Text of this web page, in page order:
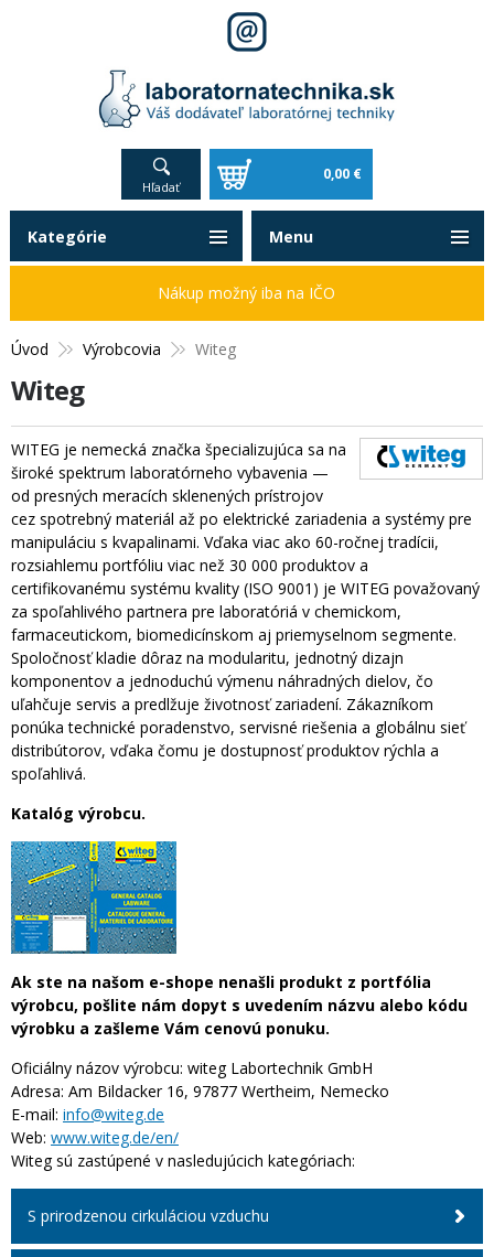
Hľadať
0,00 €
Úvod Výrobcovia Witeg
Witeg
WITEG je nemecká značka špecializujúca sa na
široké spektrum laboratórneho vybavenia —
od presných meracích sklenených prístrojov
cez spotrebný materiál až po elektrické zariadenia a systémy pre
manipuláciu s kvapalinami. Vďaka viac ako 60-ročnej tradícii,
rozsiahlemu portfóliu viac než 30 000 produktov a
certifikovanému systému kvality (ISO 9001) je WITEG považovaný
za spoľahlivého partnera pre laboratóriá v chemickom,
farmaceutickom, biomedicínskom aj priemyselnom segmente.
Spoločnosť kladie dôraz na modularitu, jednotný dizajn
komponentov a jednoduchú výmenu náhradných dielov, čo
uľahčuje servis a predlžuje životnosť zariadení. Zákazníkom
ponúka technické poradenstvo, servisné riešenia a globálnu sieť
distribútorov, vďaka čomu je dostupnosť produktov rýchla a
spoľahlivá.
Katalóg výrobcu.
Ak ste na našom e-shope nenašli produkt z portfólia
výrobcu, pošlite nám dopyt s uvedením názvu alebo kódu
výrobku a zašleme Vám cenovú ponuku.
Oficiálny názov výrobcu: witeg Labortechnik GmbH
Adresa: Am Bildacker 16, 97877 Wertheim, Nemecko
E-mail: info@witeg.de
Web: www.witeg.de/en/
Witeg sú zastúpené v nasledujúcich kategóriach:
S prirodzenou cirkuláciou vzduchu
Kategórie
Nákup možný iba na IČO
Menu